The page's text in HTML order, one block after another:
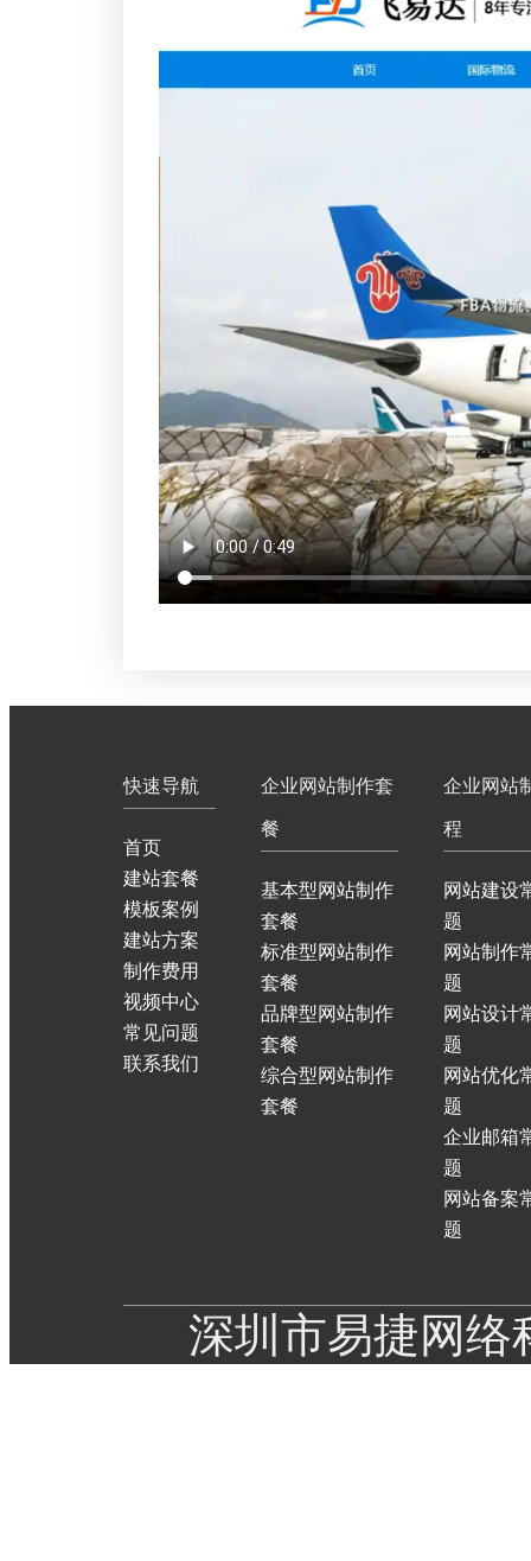
快速导航
首页
建站套餐
模板案例
建站方案
制作费用
视频中心
常见问题
联系我们
企业网站制作套
餐
基本型网站制作
套餐
标准型网站制作
套餐
品牌型网站制作
套餐
综合型网站制作
套餐
企业网站
程
网站建设
题
网站制作
题
网站设计
题
网站优化
题
企业邮箱
题
网站备案
题
深圳市易捷网络